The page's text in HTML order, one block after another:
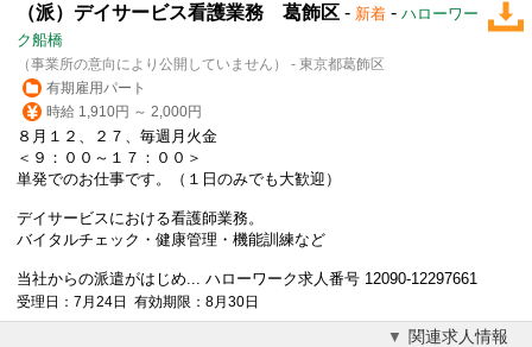
（派）デイサービス看護業務 葛飾区 - 新着 - ハローワー
ク船橋
（事業所の意向により公開していません） - 東京都葛飾区
有期雇用パート
時給 1,910円 ～ 2,000円
８月１２、２７、毎週月火金
＜９：００～１７：００＞
単発でのお仕事です。（１日のみでも大歓迎）
デイサービスにおける看護師業務。
バイタルチェック・健康管理・機能訓練など
当社からの派遣がはじめ... ハローワーク求人番号 12090-12297661
受理日：7月24日 有効期限：8月30日
関連求人情報